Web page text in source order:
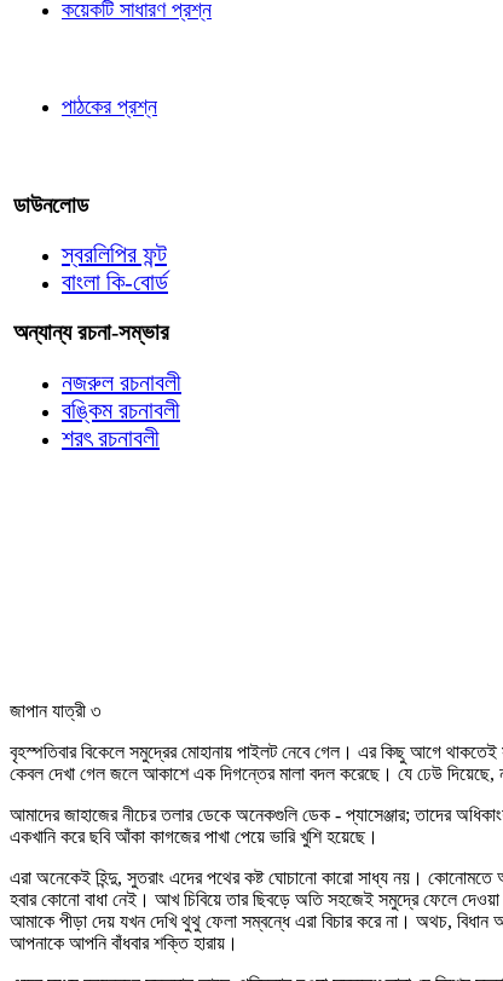
কয়েকটি সাধারণ প্রশ্ন
পাঠকের প্রশ্ন
ডাউনলোড
স্বরলিপির ফন্ট
বাংলা কি-বোর্ড
অন্যান্য রচনা-সম্ভার
নজরুল রচনাবলী
বঙ্কিম রচনাবলী
শরৎ রচনাবলী
জাপান যাত্রী ৩
বৃহস্পতিবার বিকেলে সমুদ্রের মোহানায় পাইলট নেবে গেল। এর কিছু আগে
কেবল দেখা গেল জলে আকাশে এক দিগন্তের মালা বদল করেছে। যে ঢেউ দিয়েছে,
আমাদের জাহাজের নীচের তলার ডেকে অনেকগুলি ডেক - প্যাসেঞ্জার; তাদের
একখানি করে ছবি আঁকা কাগজের পাখা পেয়ে ভারি খুশি হয়েছে।
এরা অনেকেই হিন্দু, সুতরাং এদের পথের কষ্ট ঘোচানো কারো সাধ্য নয়। কোনোমতে
হবার কোনো বাধা নেই। আখ চিবিয়ে তার ছিবড়ে অতি সহজেই সমুদ্রে ফেলে
আমাকে পীড়া দেয় যখন দেখি থুথু ফেলা সম্বন্ধে এরা বিচার করে না। অথচ, বিধান
আপনাকে আপনি বাঁধবার শক্তি হারায়।